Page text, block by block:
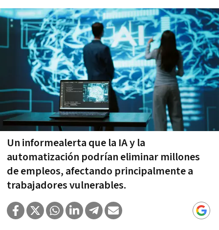
Un informealerta que la IA y la
automatización podrían eliminar millones
de empleos, afectando principalmente a
trabajadores vulnerables.